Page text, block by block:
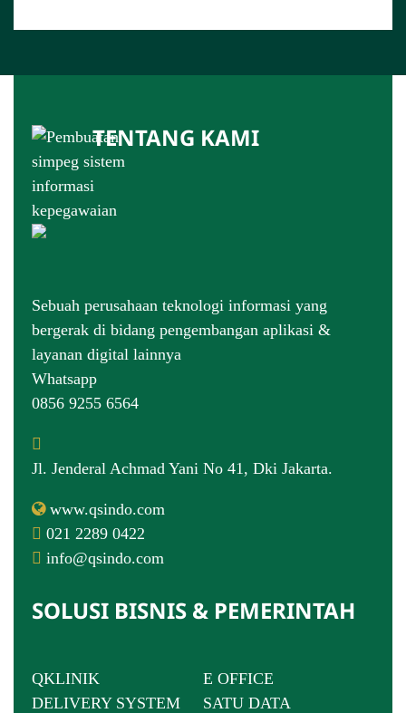
TENTANG KAMI
Sebuah perusahaan teknologi informasi yang
bergerak di bidang pengembangan aplikasi &
layanan digital lainnya
Whatsapp
0856 9255 6564
Jl. Jenderal Achmad Yani No 41, Dki Jakarta.
www.qsindo.com
021 2289 0422
info@qsindo.com
SOLUSI BISNIS & PEMERINTAH
QKLINIK
DELIVERY SYSTEM
E OFFICE
SATU DATA